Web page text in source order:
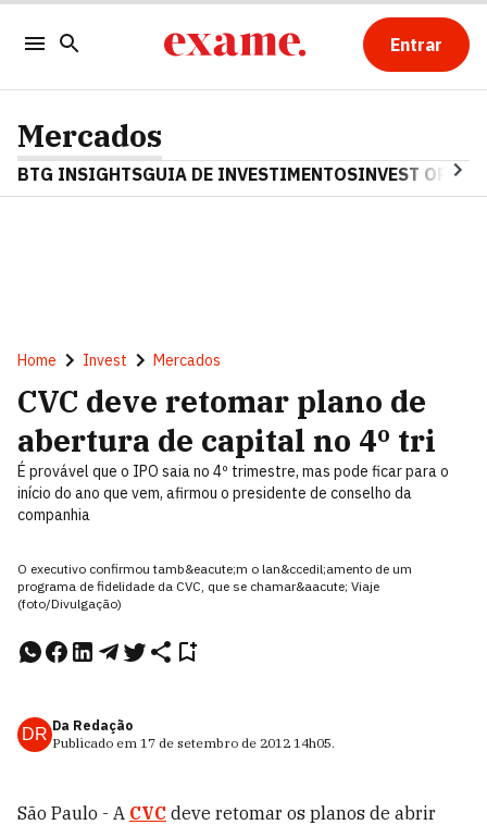
Entrar
Mercados
BTG INSIGHTSGUIA DE INVESTIMENTOSINVEST OPINA
Home Invest Mercados
CVC deve retomar plano de
abertura de capital no 4º tri
É provável que o IPO saia no 4º trimestre, mas pode ficar para o
início do ano que vem, afirmou o presidente de conselho da
companhia
O executivo confirmou tamb&eacute;m o lan&ccedil;amento de um
programa de fidelidade da CVC, que se chamar&aacute; Viaje
(foto/Divulgação)
DR Da Redação
Publicado em 17 de setembro de 2012 14h05.
São Paulo - A CVC deve retomar os planos de abrir